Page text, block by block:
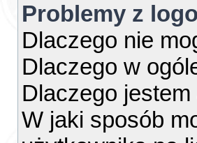
Problemy z
Dlaczego nie
Dlaczego w
Dlaczego
W jaki sposób